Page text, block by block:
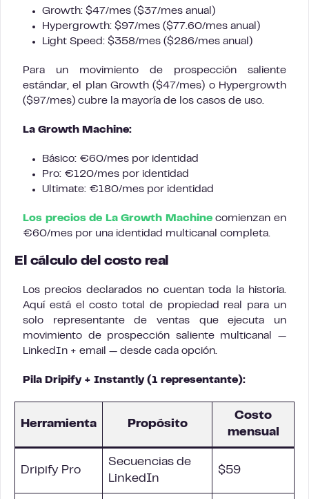
Growth: $47/mes ($37/mes anual)
Hypergrowth: $97/mes ($77.60/mes anual)
Light Speed: $358/mes ($286/mes anual)
Para un movimiento de prospección saliente
estándar, el plan Growth ($47/mes) o Hypergrowth
($97/mes) cubre la mayoría de los casos de uso.
La Growth Machine:
Básico: €60/mes por identidad
Pro: €120/mes por identidad
Ultimate: €180/mes por identidad
Los precios de La Growth Machinecomienzan en
€60/mes por una identidad multicanal completa.
El cálculo del costo real
Los precios declarados no cuentan toda la historia.
Aquí está el costo total de propiedad real para un
solo representante de ventas que ejecuta un
movimiento de prospección saliente multicanal —
LinkedIn + email — desde cada opción.
Pila Dripify + Instantly (1 representante):
Herramienta Propósito
Costo
mensual
Dripify Pro
Secuencias de
LinkedIn
$59